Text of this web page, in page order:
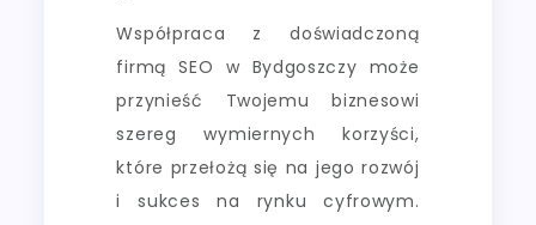
Współpraca z doświadczoną
firmą SEO w Bydgoszczy może
przynieść Twojemu biznesowi
szereg wymiernych korzyści,
które przełożą się na jego rozwój
i sukces na rynku cyfrowym.